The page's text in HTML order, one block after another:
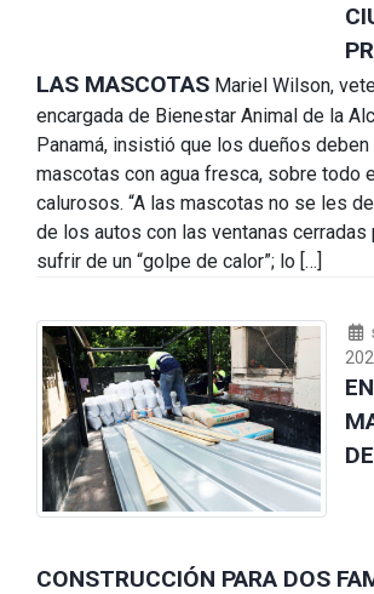
LAS MASCOTAS Mariel Wilson,
encargada de Bienestar Animal de la
Panamá, insistió que los dueños
mascotas con agua fresca, sobre todo
calurosos. “A las mascotas no se les
de los autos con las ventanas cerradas
sufrir de un “golpe de calor”; lo […]
DE
CONSTRUCCIÓN PARA DOS